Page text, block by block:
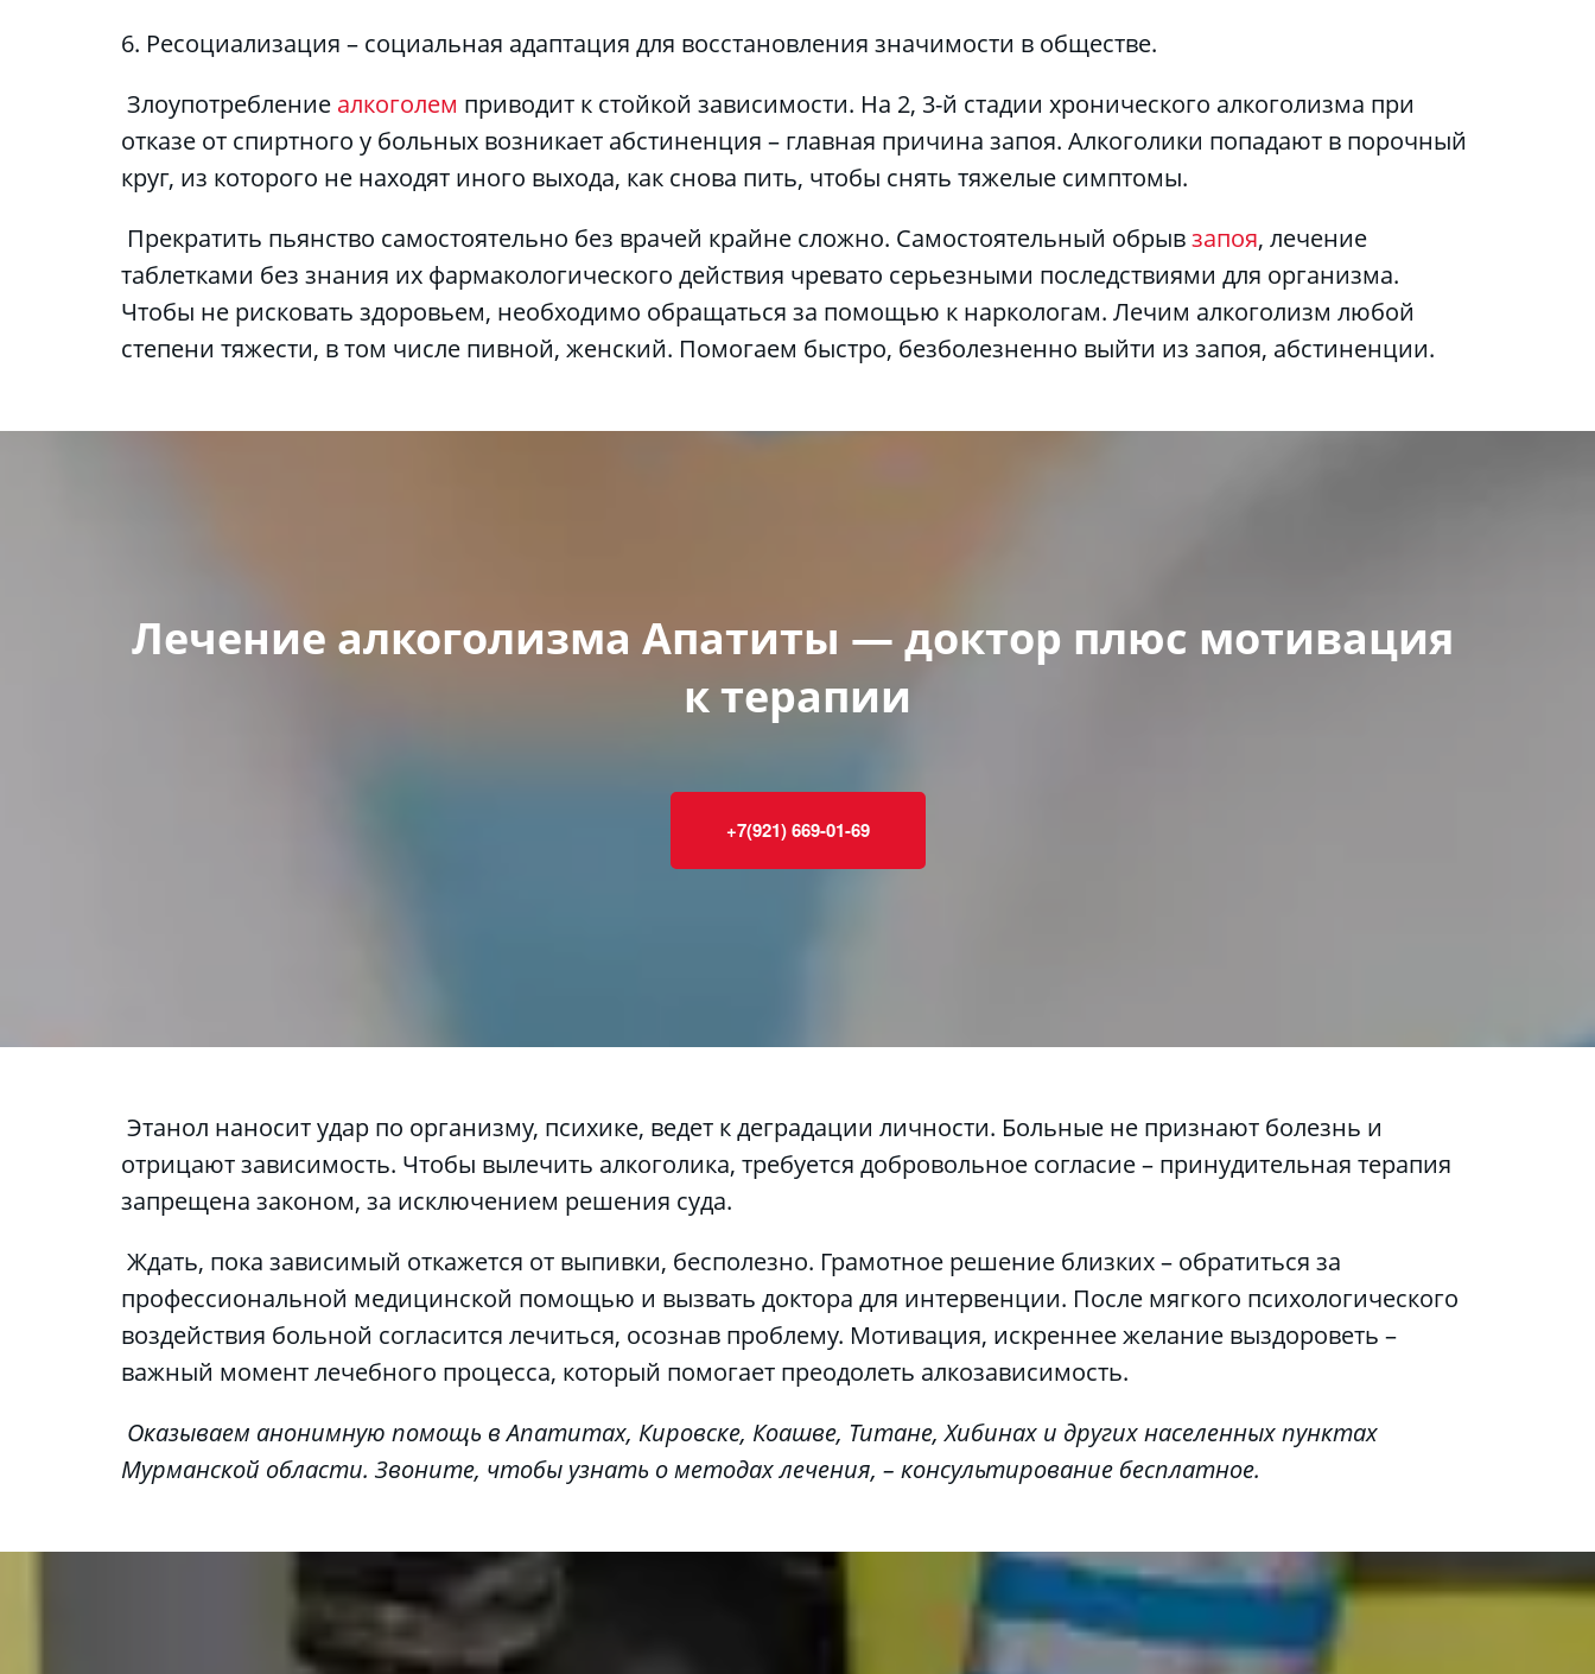
6. Ресоциализация – социальная адаптация для восстановления значимости в обществе.
Злоупотребление алкоголем приводит к стойкой зависимости. На 2, 3-й стадии хронического алкоголизма при
отказе от спиртного у больных возникает абстиненция – главная причина запоя. Алкоголики попадают в порочный
круг, из которого не находят иного выхода, как снова пить, чтобы снять тяжелые симптомы.
Прекратить пьянство самостоятельно без врачей крайне сложно. Самостоятельный обрыв запоя, лечение
таблетками без знания их фармакологического действия чревато серьезными последствиями для организма.
Чтобы не рисковать здоровьем, необходимо обращаться за помощью к наркологам. Лечим алкоголизм любой
степени тяжести, в том числе пивной, женский. Помогаем быстро, безболезненно выйти из запоя, абстиненции.
Лечение алкоголизма Апатиты — доктор плюс мотивация
к терапии
+7(921) 669-01-69
отрицают зависимость. Чтобы вылечить алкоголика, требуется добровольное согласие – принудительная терапия
запрещена законом, за исключением решения суда.
профессиональной медицинской помощью и вызвать доктора для интервенции. После мягкого психологического
воздействия больной согласится лечиться, осознав проблему. Мотивация, искреннее желание выздороветь –
важный момент лечебного процесса, который помогает преодолеть алкозависимость.
Мурманской области. Звоните, чтобы узнать о методах лечения, – консультирование бесплатное.